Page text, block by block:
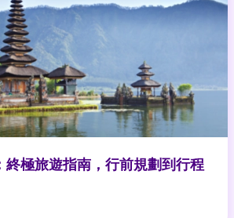
終極旅遊指南，行前規劃到行程